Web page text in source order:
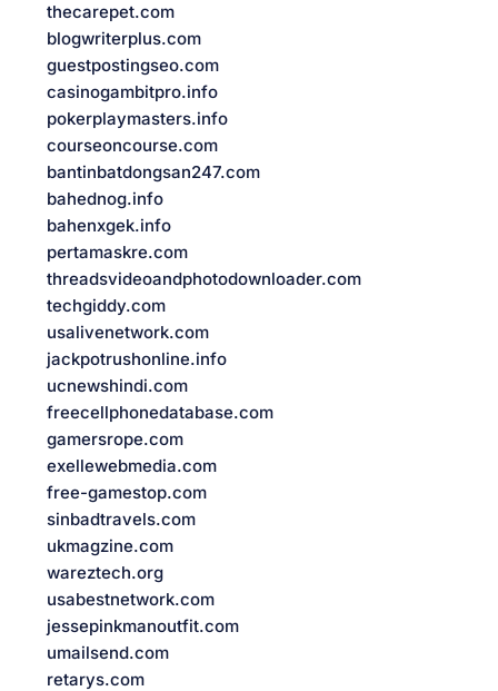
thecarepet.com
blogwriterplus.com
guestpostingseo.com
casinogambitpro.info
pokerplaymasters.info
courseoncourse.com
bantinbatdongsan247.com
bahednog.info
bahenxgek.info
pertamaskre.com
threadsvideoandphotodownloader.com
techgiddy.com
usalivenetwork.com
jackpotrushonline.info
ucnewshindi.com
freecellphonedatabase.com
gamersrope.com
exellewebmedia.com
free-gamestop.com
sinbadtravels.com
ukmagzine.com
wareztech.org
usabestnetwork.com
jessepinkmanoutfit.com
umailsend.com
retarys.com